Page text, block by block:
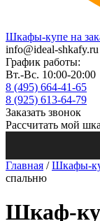
Шкафы-купе на
info@ideal-shkafy.ru
График работы:
Вт.-Вс. 10:00-20:00
8 (495) 664-41-65
8 (925) 613-64-79
Заказать звонок
Рассчитать мой
Главная /Шкафы-
спальню
Шкаф-